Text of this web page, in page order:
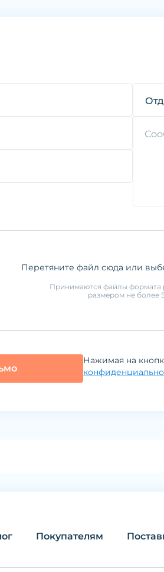
Перетяните файл сюда или
Принимаются файлы формата
размером не более
Нажимая на
Покупателям